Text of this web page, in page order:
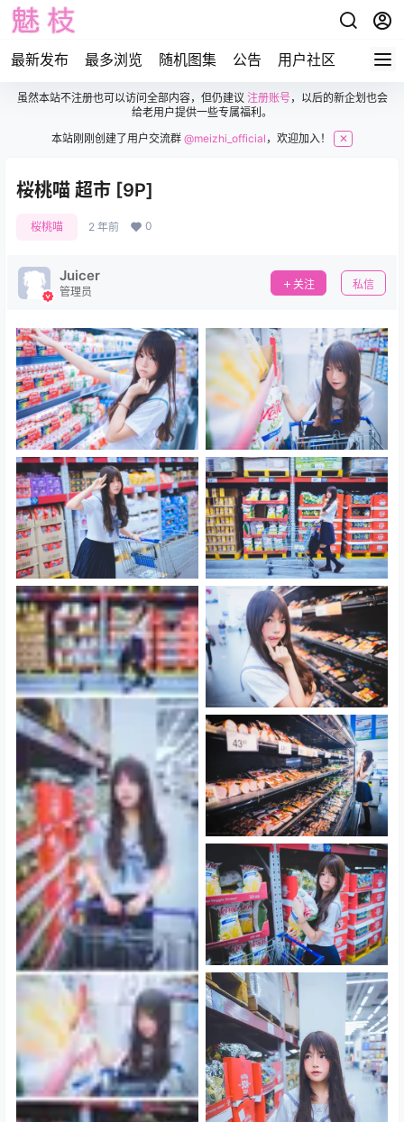
最新发布 最多浏览 随机图集 公告 用户社区
虽然本站不注册也可以访问全部内容，但仍建议 注册账号，以后的新企划也会
给老用户提供一些专属福利。
本站刚刚创建了用户交流群@meizhi_official ，欢迎加入！ ✕
桜桃喵 超市 [9P]
桜桃喵 2 年前 0
Juicer
管理员
关注 私信